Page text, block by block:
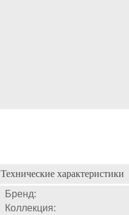
Технические характеристики
Бренд:
Коллекция: